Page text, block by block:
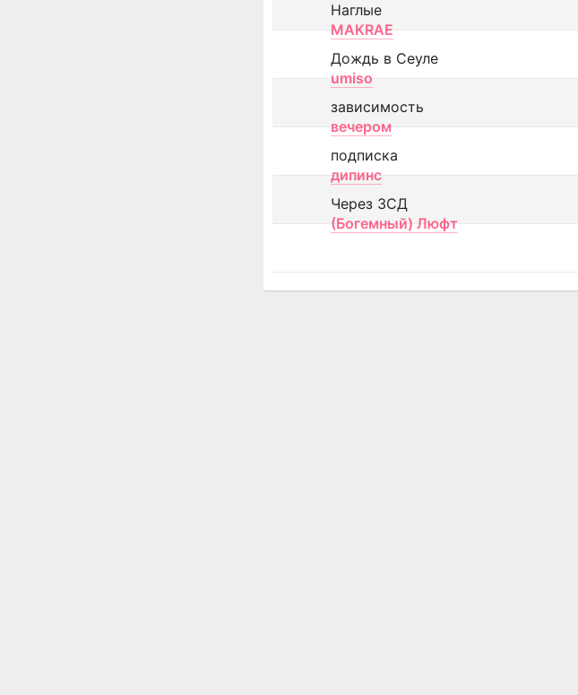
Наглые
MAKRAE
Дождь в Сеуле
umiso
зависимость
вечером
подписка
дипинс
Через ЗСД
(Богемный) Люфт